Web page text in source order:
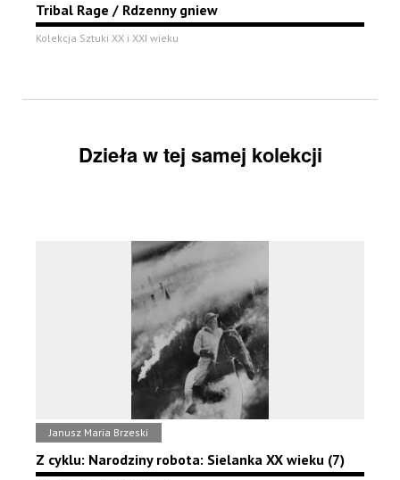
Tribal Rage / Rdzenny gniew
Kolekcja Sztuki XX i XXI wieku
Dzieła w tej samej kolekcji
Janusz Maria Brzeski
Z cyklu: Narodziny robota: Sielanka XX wieku (7)